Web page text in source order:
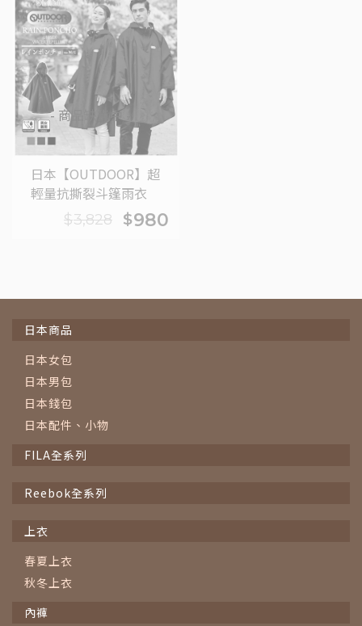
日本【OUTDOOR】超
輕量抗撕裂斗篷雨衣
$3,828 $980
- 商品缺貨中 -
日本商品
日本女包
日本男包
日本錢包
日本配件、小物
FILA全系列
Reebok全系列
上衣
春夏上衣
秋冬上衣
內褲